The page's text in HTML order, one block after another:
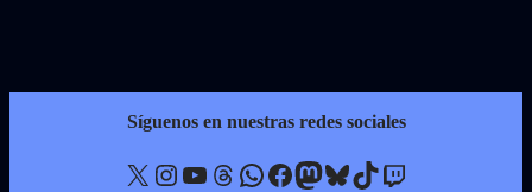
Síguenos en nuestras redes sociales
X Instagram YouTube Threads WhatsApp Facebook Mastodon Bluesky TikTok Twitch